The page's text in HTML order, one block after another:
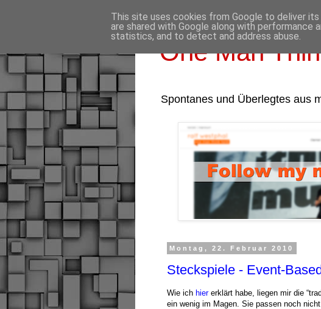
One Man
Spontanes und Überlegtes aus
Montag, 22. Februar 2010
Steckspiele - Event-
Wie ich hiererklärt habe, liegen mir die
ein wenig im Magen. Sie passen noch
This site uses cookies from Google to deliver
are shared with Google along with
statistics, and to detect and address abuse.